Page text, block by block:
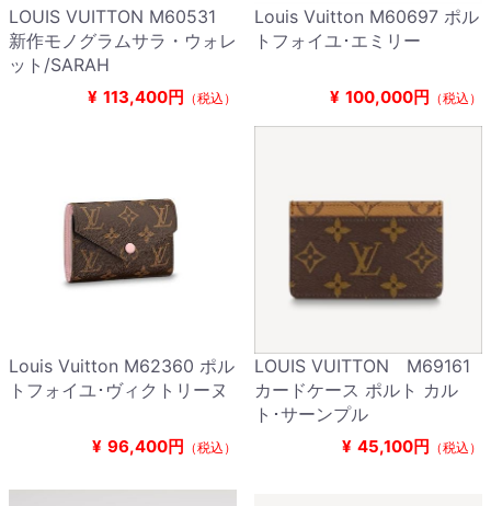
LOUIS VUITTON M60531
新作モノグラムサラ・ウォレ
ット/SARAH
¥ 113,400円 （税込）
Louis Vuitton M60697 ポル
トフォイユ･エミリー
¥ 100,000円 （税込）
Louis Vuitton M62360 ポル
トフォイユ･ヴィクトリーヌ
¥ 96,400円 （税込）
LOUIS VUITTON M69161
カードケース ポルト カル
ト･サーンプル
¥ 45,100円 （税込）